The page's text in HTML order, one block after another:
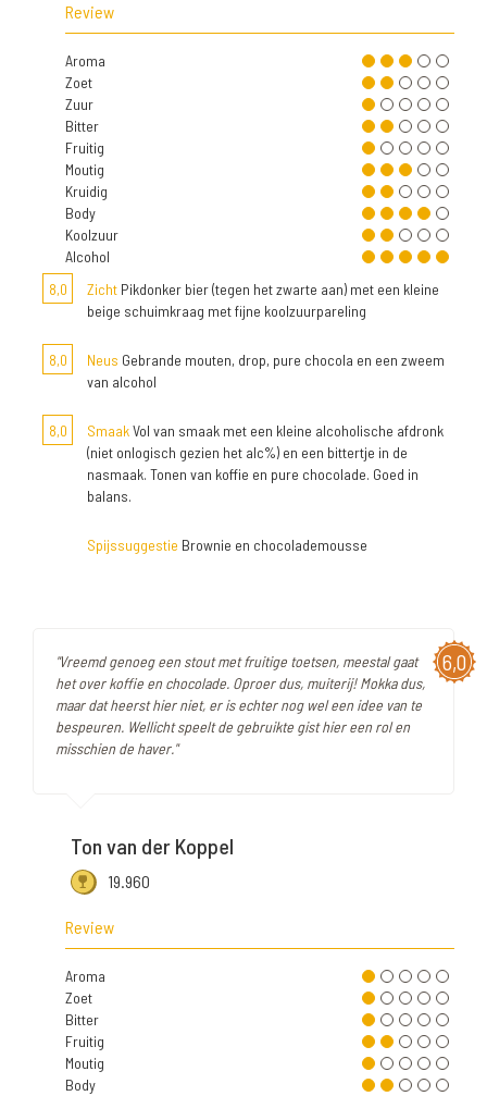
Review
Aroma
Zoet
Zuur
Bitter
Fruitig
Moutig
Kruidig
Body
Koolzuur
Alcohol
8,0
Zicht Pikdonker bier (tegen het zwarte aan) met een kleine
beige schuimkraag met fijne koolzuurpareling
8,0 Neus Gebrande mouten, drop, pure chocola en een zweem
van alcohol
8,0 SmaakVol van smaak met een kleine alcoholische afdronk
(niet onlogisch gezien het alc%) en een bittertje in de
nasmaak. Tonen van koffie en pure chocolade. Goed in
balans.
Spijssuggestie Brownie en chocolademousse
6,0
"Vreemd genoeg een stout met fruitige toetsen, meestal gaat
het over koffie en chocolade. Oproer dus, muiterij! Mokka dus,
maar dat heerst hier niet, er is echter nog wel een idee van te
bespeuren. Wellicht speelt de gebruikte gist hier een rol en
misschien de haver."
Ton van der Koppel
19.960
Review
Aroma
Zoet
Bitter
Fruitig
Moutig
Body